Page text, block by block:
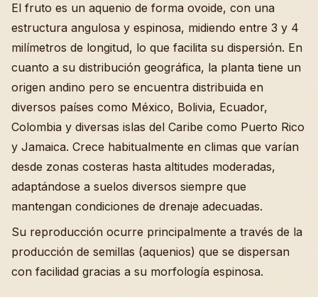
El fruto es un aquenio de forma ovoide, con una
estructura angulosa y espinosa, midiendo entre 3 y 4
milímetros de longitud, lo que facilita su dispersión. En
cuanto a su distribución geográfica, la planta tiene un
origen andino pero se encuentra distribuida en
diversos países como México, Bolivia, Ecuador,
Colombia y diversas islas del Caribe como Puerto Rico
y Jamaica. Crece habitualmente en climas que varían
desde zonas costeras hasta altitudes moderadas,
adaptándose a suelos diversos siempre que
mantengan condiciones de drenaje adecuadas.
Su reproducción ocurre principalmente a través de la
producción de semillas (aquenios) que se dispersan
con facilidad gracias a su morfología espinosa.